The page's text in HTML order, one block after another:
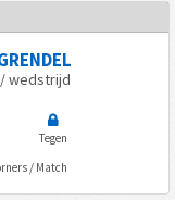
wedstrijd
Tegen
/ Match